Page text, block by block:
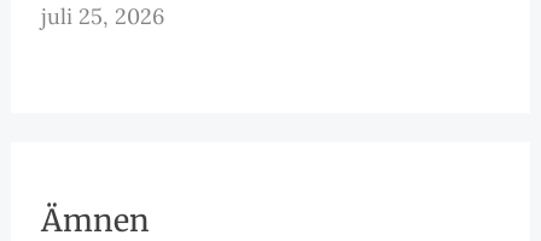
juli 25, 2026
Ämnen